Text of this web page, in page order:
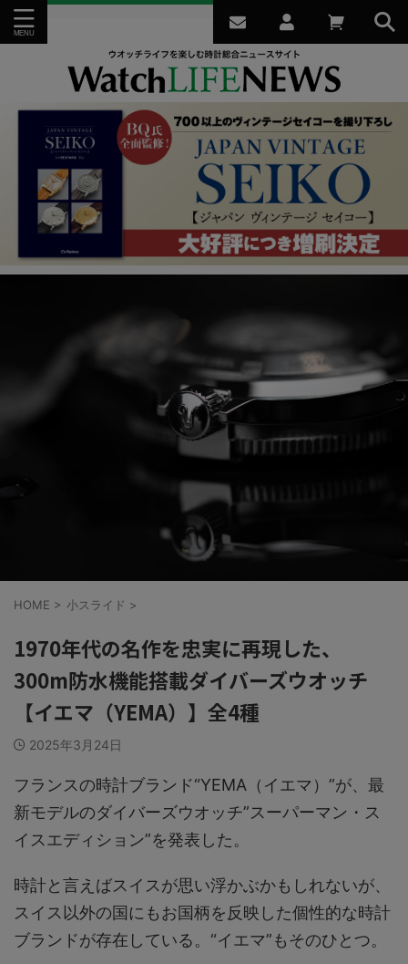
HOME > 小スライド >
1970年代の名作を忠実に再現した、
300m防水機能搭載ダイバーズウオッチ
【イエマ（YEMA）】全4種
2025年3月24日
フランスの時計ブランド“YEMA（イエマ）”が、最
新モデルのダイバーズウオッチ”スーパーマン・ス
イスエディション”を発表した。
時計と言えばスイスが思い浮かぶかもしれないが、
スイス以外の国にもお国柄を反映した個性的な時計
ブランドが存在している。“イエマ”もそのひとつ。